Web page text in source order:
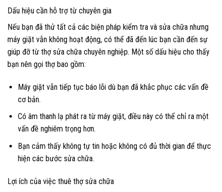
Dấu hiệu cần hỗ trợ từ chuyên gia
Nếu bạn đã thử tất cả các biện pháp kiểm tra và sửa chữa nhưng
máy giặt vẫn không hoạt động, có thể đã đến lúc bạn cần đến sự
giúp đỡ từ thợ sửa chữa chuyên nghiệp. Một số dấu hiệu cho thấy
bạn nên gọi thợ bao gồm:
Máy giặt vẫn tiếp tục báo lỗi dù bạn đã khắc phục các vấn đề
cơ bản.
Có âm thanh lạ phát ra từ máy giặt, điều này có thể chỉ ra một
vấn đề nghiêm trọng hơn.
Bạn cảm thấy không tự tin hoặc không có đủ thời gian để thực
hiện các bước sửa chữa.
Lợi ích của việc thuê thợ sửa chữa